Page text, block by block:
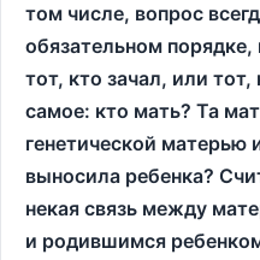
том числе, вопрос
обязательном порядке,
тот, кто зачал, или
самое: кто мать? Та
генетической матерью
выносила ребенка?
некая связь между
и родившимся